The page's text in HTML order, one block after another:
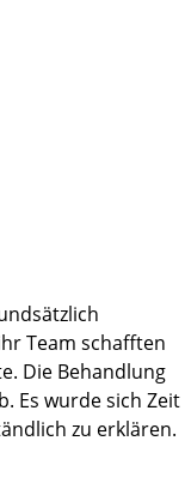
Team schafften
Die Behandlung
Es wurde sich Zeit
zu erklären.